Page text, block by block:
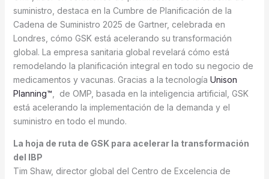
suministro, destaca en la Cumbre de Planificación de la
Cadena de Suministro 2025 de Gartner, celebrada en
Londres, cómo GSK está acelerando su transformación
global. La empresa sanitaria global revelará cómo está
remodelando la planificación integral en todo su negocio de
medicamentos y vacunas. Gracias a la tecnología Unison
Planning™ , de OMP, basada en la inteligencia artificial, GSK
está acelerando la implementación de la demanda y el
suministro en todo el mundo.
La hoja de ruta de GSK para acelerar la transformación
del IBP
Tim Shaw, director global del Centro de Excelencia de